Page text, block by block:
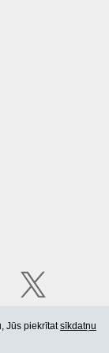
Jūs piekrītatsīkdatņu